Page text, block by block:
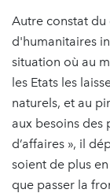
Autre constat du
d'humanitaires
situation où au
les Etats les
naturels, et au
aux besoins des
d’affaires », il
soient de plus
que passer la